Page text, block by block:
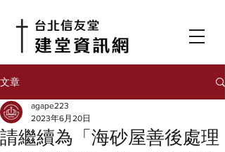
文章
請繼續為「海砂屋善後處理
agape223
2023年6月20日